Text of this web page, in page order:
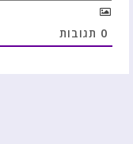
0 תגובות